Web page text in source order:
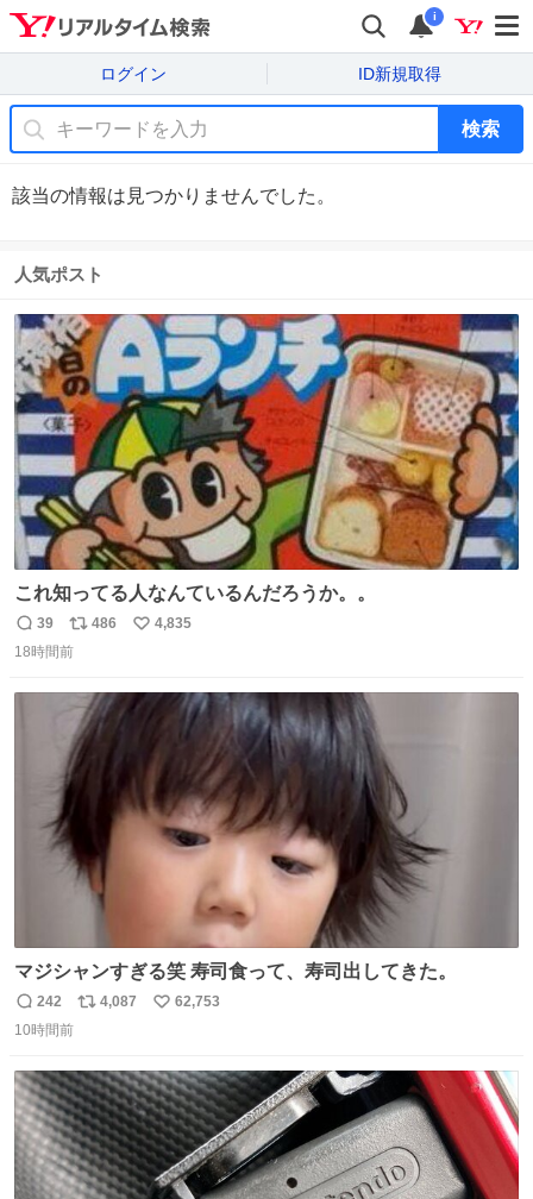
i
ログイン ID新規取得
検索
該当の情報は見つかりませんでした。
人気ポスト
これ知ってる人なんているんだろうか。。
返
信
39
リ
ポ
ト
数
486
い
数
4,835
18時間前
マジシャンすぎる笑 寿司食って、寿司出してきた。
返
信
242
リ
ト
数
4,087
い
数
62,753
10時間前